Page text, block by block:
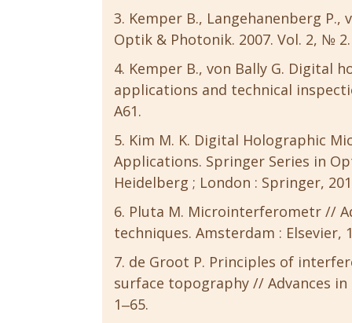
Kemper B., Langehanenberg
Optik & Photonik. 2007. Vol. 2, № 2.
Kemper B., von Bally G. Digital
applications and technical
A61.
Kim M. K. Digital Holographic
Applications. Springer Series in
Heidelberg ; London : Springer,
Pluta M. Microinterferometr //
techniques. Amsterdam : Elsevier,
de Groot P. Principles of
surface topography // Advances in
1‒65.